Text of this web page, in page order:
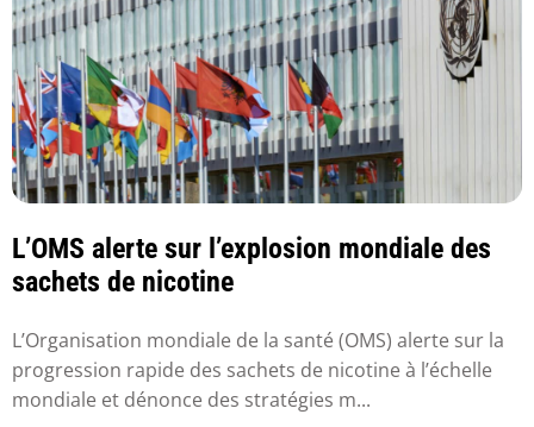
L’OMS alerte sur l’explosion mondiale des
sachets de nicotine
L’Organisation mondiale de la santé (OMS) alerte sur la
progression rapide des sachets de nicotine à l’échelle
mondiale et dénonce des stratégies m...